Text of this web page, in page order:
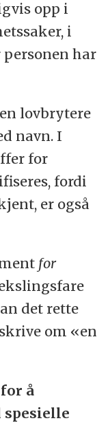
opp i
i
personen har
lovbrytere
navn. I
for
fordi
er også
for
det rette
om «en
å
spesielle